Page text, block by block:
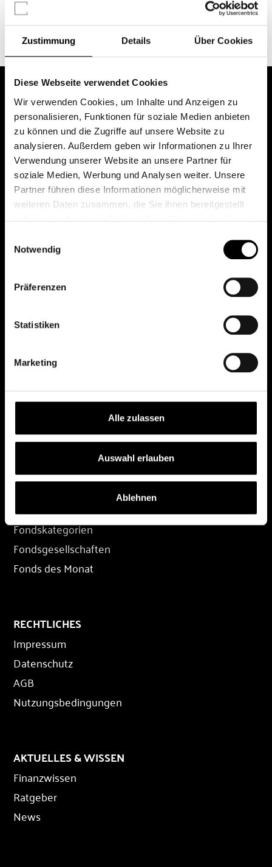
Zustimmung Details Über Cookies
Diese Webseite verwendet Cookies
Wir verwenden Cookies, um Inhalte und Anzeigen zu
personalisieren, Funktionen für soziale Medien anbieten
zu können und die Zugriffe auf unsere Website zu
analysieren. Außerdem geben wir Informationen zu Ihrer
Verwendung unserer Website an unsere Partner für
soziale Medien, Werbung und Analysen weiter. Unsere
Partner führen diese Informationen möglicherweise mit
weiteren Daten zusammen, die Sie ihnen bereitgestellt
Notwendig
Präferenzen
Statistiken
Marketing
Alle zulassen
Auswahl erlauben
Ablehnen
Chancen & Risiken
Das erste Depot in Österreich mit 0€ Kontoführung,
0€ Ausgabeaufschlag und 0€ Depotgebühren bei
© 2026 FondsDepot AT
DEPOT
Depot übertragen
Depot-Login
FONDS
Fondssuche
Fondskategorien
Fondsgesellschaften
Fonds des Monat
RECHTLICHES
Impressum
Datenschutz
AGB
Nutzungsbedingungen
AKTUELLES & WISSEN
Finanzwissen
Ratgeber
News